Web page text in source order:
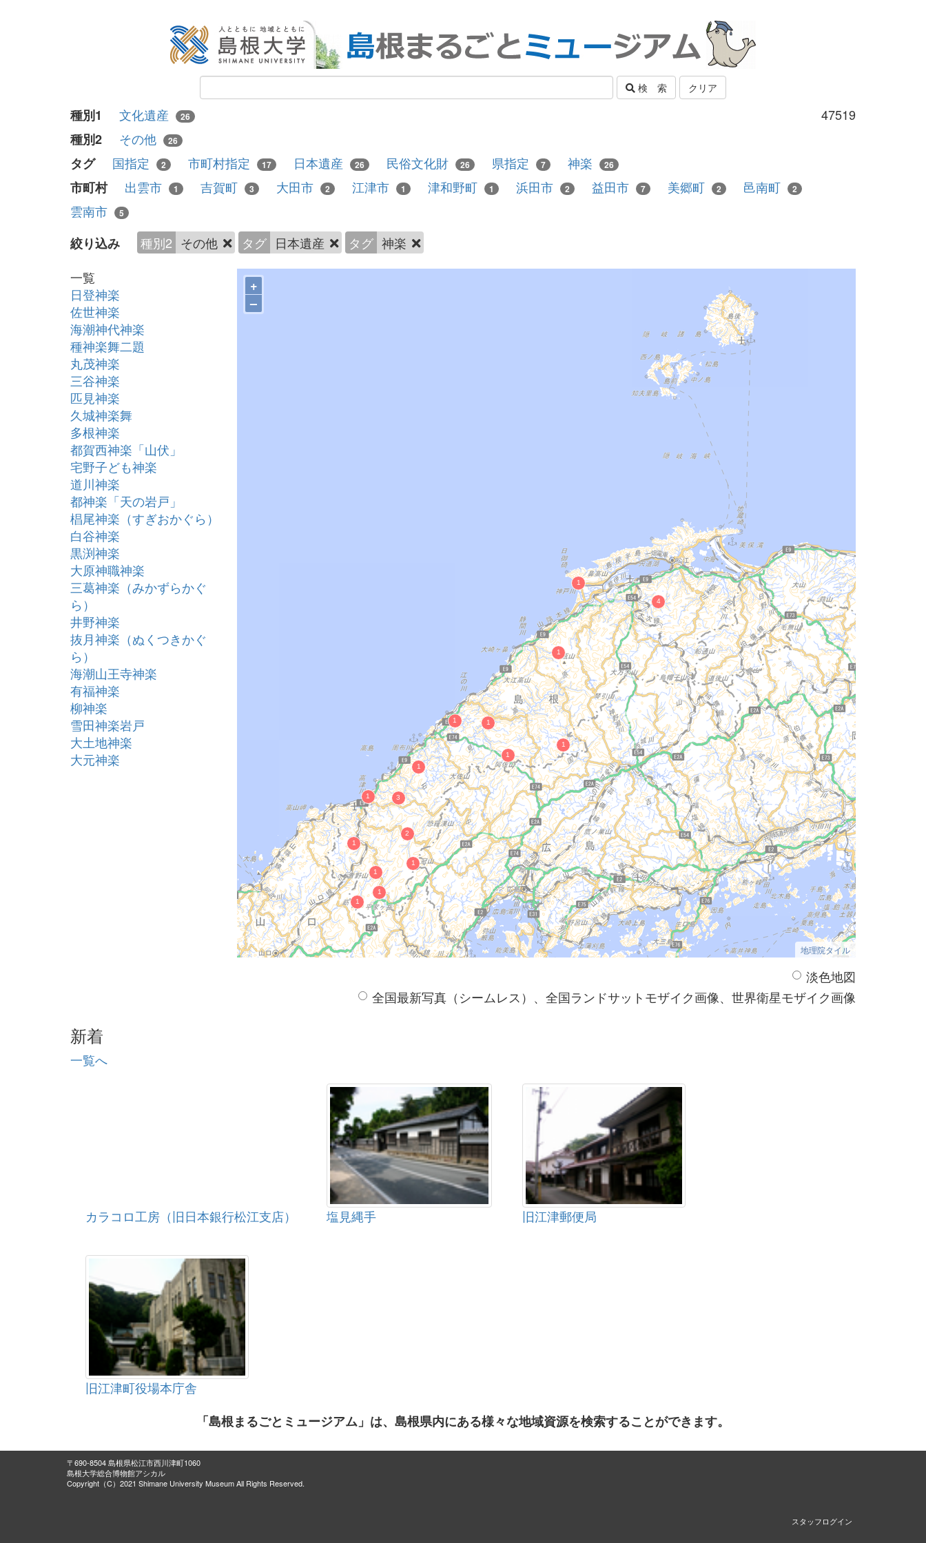
検 索 クリア
47519
種別1 文化遺産 26
種別2 その他 26
タグ 国指定 2 市町村指定 17 日本遺産 26 民俗文化財 26 県指定 7 神楽 26
市町村 出雲市 1 吉賀町 3 大田市 2 江津市 1 津和野町 1 浜田市 2 益田市 7 美郷町 2 邑南町 2
雲南市 5
絞り込み 種別2 その他 タグ 日本遺産 タグ 神楽
一覧
日登神楽
佐世神楽
海潮神代神楽
種神楽舞二題
丸茂神楽
三谷神楽
匹見神楽
久城神楽舞
多根神楽
都賀西神楽「山伏」
宅野子ども神楽
道川神楽
都神楽「天の岩戸」
椙尾神楽（すぎおかぐら）
白谷神楽
黒渕神楽
大原神職神楽
三葛神楽（みかずらかぐ
ら）
井野神楽
抜月神楽（ぬくつきかぐ
ら）
海潮山王寺神楽
有福神楽
柳神楽
雪田神楽岩戸
大土地神楽
大元神楽
+
–
地理院タイル
淡色地図
全国最新写真（シームレス）、全国ランドサットモザイク画像、世界衛星モザイク画像
新着
一覧へ
カラコロ工房（旧日本銀行松江支店） 塩見縄手 旧江津郵便局
旧江津町役場本庁舎
「島根まるごとミュージアム」は、島根県内にある様々な地域資源を検索することができます。
〒690-8504 島根県松江市西川津町1060
島根大学総合博物館アシカル
Copyright（C）2021 Shimane University Museum All Rights Reserved.
スタッフログイン